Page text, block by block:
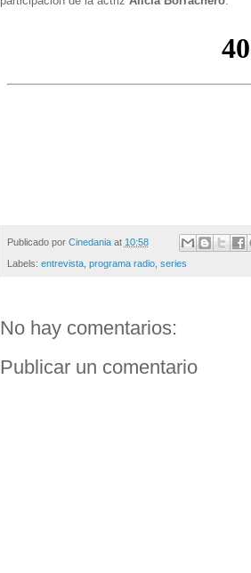
Publicado por Cinedania at 10:58
Labels: entrevista, programa radio, series
No hay comentarios:
Publicar un comentario